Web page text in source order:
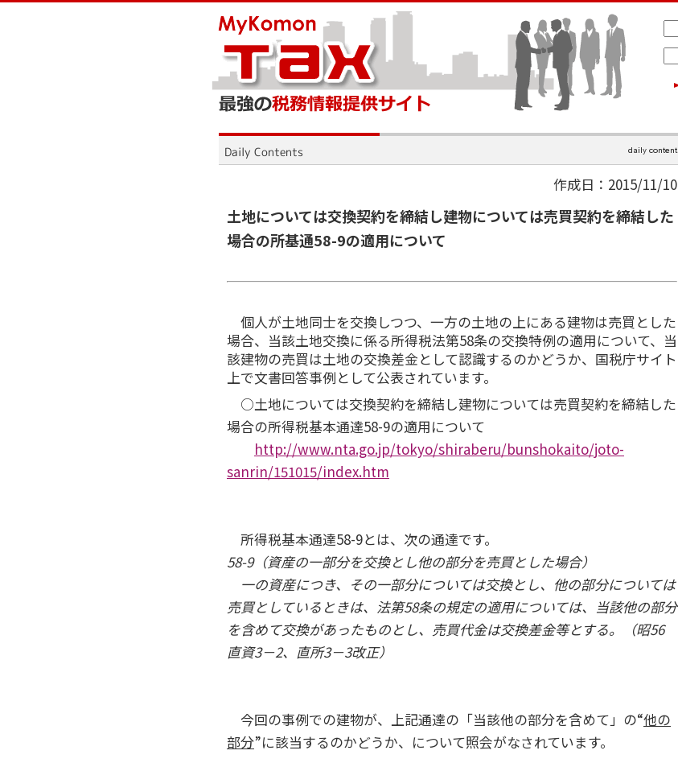
作成日：2015/11/10
土地については交換契約を締結し建物については売買契約を締結した
場合の所基通58-9の適用について
個人が土地同士を交換しつつ、一方の土地の上にある建物は売買とした
場合、当該土地交換に係る所得税法第58条の交換特例の適用について、当
該建物の売買は土地の交換差金として認識するのかどうか、国税庁サイト
上で文書回答事例として公表されています。
○土地については交換契約を締結し建物については売買契約を締結した
場合の所得税基本通達58-9の適用について
http://www.nta.go.jp/tokyo/shiraberu/bunshokaito/joto-
sanrin/151015/index.htm
所得税基本通達58-9とは、次の通達です。
58-9（資産の一部分を交換とし他の部分を売買とした場合）
一の資産につき、その一部分については交換とし、他の部分については
売買としているときは、法第58条の規定の適用については、当該他の部分
を含めて交換があったものとし、売買代金は交換差金等とする。（昭56
直資3－2、直所3－3改正）
今回の事例での建物が、上記通達の「当該他の部分を含めて」の“他の
部分”に該当するのかどうか、について照会がなされています。